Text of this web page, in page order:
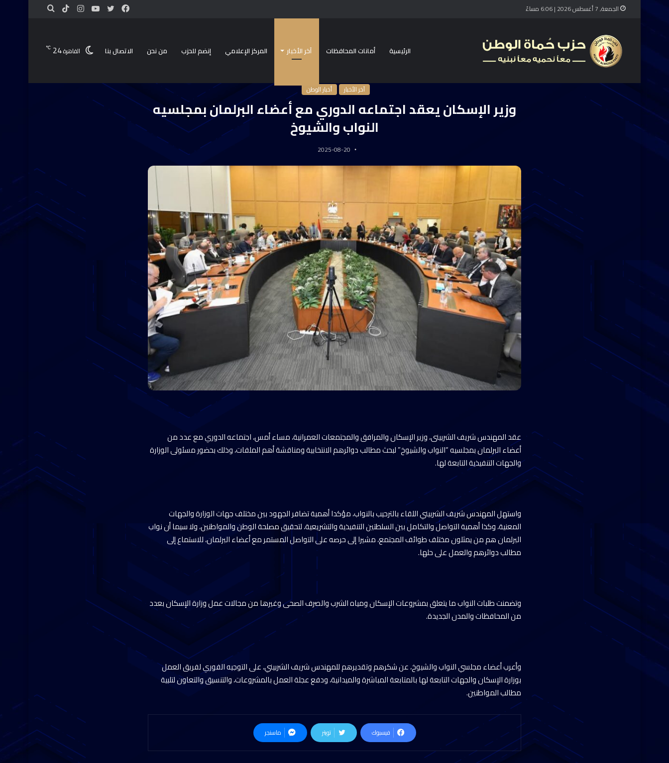
الجمعة, 7 أغسطس 2026 | 6:06 مساءً
الرئيسية أمانات المحافظات آخر الأخبار المركز الإعلامي إنضم للحزب من نحن الاتصال بنا القاهرة24
℃
آخر الأخبار أخبار الوطن
وزير الإسكان يعقد اجتماعه الدوري مع أعضاء البرلمان بمجلسيه
النواب والشيوخ
2025-08-20
عقد المهندس شريف الشربينى، وزير الإسكان والمرافق والمجتمعات العمرانية، مساء أمس، اجتماعه الدوري مع عدد من
أعضاء البرلمان بمجلسيه “النواب والشيوخ” لبحث مطالب دوائرهم الانتخابية ومناقشة أهم الملفات، وذلك بحضور مسئولى الوزارة
والجهات التنفيذية التابعة لها.
واستهل المهندس شريف الشربيني اللقاء بالترحيب بالنواب، مؤكدا أهمية تضافر الجهود بين مختلف جهات الوزارة والجهات
المعنية، وكذا أهمية التواصل والتكامل بين السلطتين التنفيذية والتشريعية، لتحقيق مصلحة الوطن والمواطنين، ولا سيما أن نواب
البرلمان هم من يمثلون مختلف طوائف المجتمع، مشيرا إلى حرصه على التواصل المستمر مع أعضاء البرلمان، للاستماع إلى
مطالب دوائرهم والعمل على حلها.
وتضمنت طلبات النواب ما يتعلق بمشروعات الإسكان ومياه الشرب والصرف الصحى وغيرها من مجالات عمل وزارة الإسكان بعدد
من المحافظات والمدن الجديدة.
وأعرب أعضاء مجلسي النواب والشيوخ، عن شكرهم وتقديرهم للمهندس شريف الشربيني، على التوجيه الفوري لفريق العمل
بوزارة الإسكان والجهات التابعة لها بالمتابعة المباشرة والميدانية، ودفع عجلة العمل بالمشروعات، والتنسيق والتعاون لتلبية
مطالب المواطنين.
فيسبوك تويتر ماسنجر